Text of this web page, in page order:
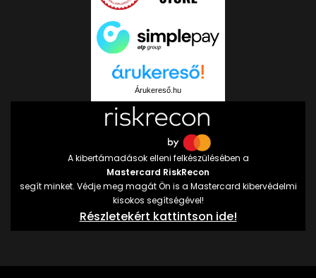
Árukereső.hu
A kibertámadások elleni felkészülésében a
Mastercard RiskRecon
segít minket. Védje meg magát Ön is a Mastercard kibervédelmi
kisokos segítségével!
Részletekért kattintson ide!